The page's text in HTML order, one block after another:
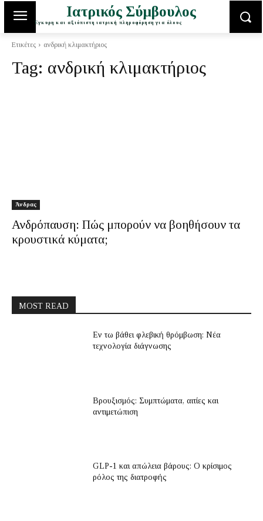
Ιατρικός Σύμβουλος
Έγκυρη και αξιόπιστη ιατρική πληροφόρηση για όλους
Ετικέτες ανδρική κλιμακτήριος
Tag: ανδρική κλιμακτήριος
Άνδρας
Ανδρόπαυση: Πώς μπορούν να βοηθήσουν τα
κρουστικά κύματα;
MOST READ
Εν τω βάθει φλεβική θρόμβωση: Νέα
τεχνολογία διάγνωσης
Βρουξισμός: Συμπτώματα, αιτίες και
αντιμετώπιση
GLP-1 και απώλεια βάρους: Ο κρίσιμος
ρόλος της διατροφής